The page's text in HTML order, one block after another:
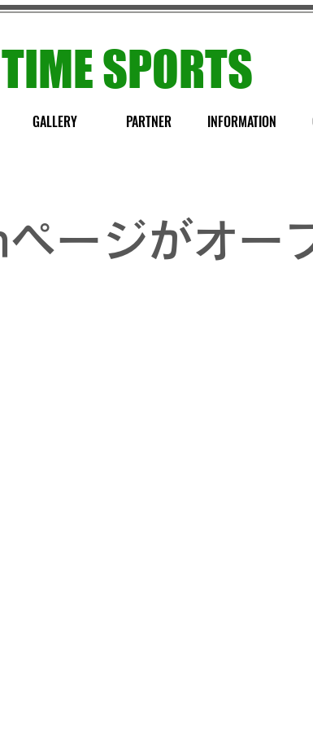
GALLERY PARTNER INFORMATION
SPORTS
ージがオー